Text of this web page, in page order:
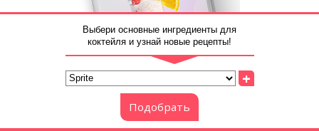
Выбери основные ингредиенты для
коктейля и узнай новые рецепты!
+
Подобрать